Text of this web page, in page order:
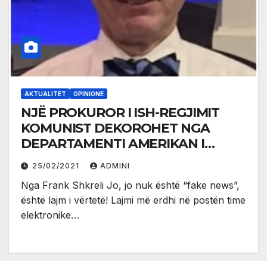
AKTUALITET OPINIONE
NJË PROKUROR I ISH-REGJIMIT
KOMUNIST DEKOROHET NGA
DEPARTAMENTI AMERIKAN I
SHTETIT
25/02/2021 ADMINI
Nga Frank Shkreli Jo, jo nuk është “fake news”,
është lajm i vërtetë! Lajmi më erdhi në postën time
elektronike…